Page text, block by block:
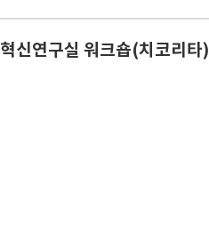
신연구실 워크숍(치코리타)